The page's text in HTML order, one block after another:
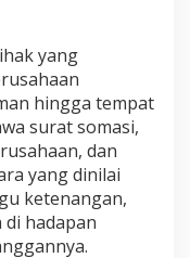
yang
hingga tempat
surat somasi,
dan
yang dinilai
ketenangan,
hadapan